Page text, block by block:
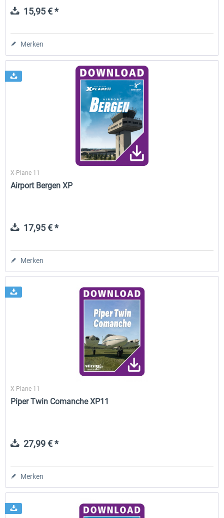
15,95 € *
Merken
X-Plane 11
Airport Bergen XP
17,95 € *
Merken
X-Plane 11
Piper Twin Comanche XP11
27,99 € *
Merken